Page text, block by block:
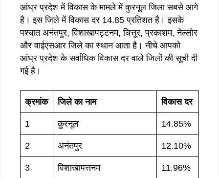
आंध्र प्रदेश में विकास के मामले में कुरनूल जिला सबसे आगे
है। इस जिले में विकास दर 14.85 प्रतिशत है। इसके
पश्चात अनंतपुर, विशाखापट्टनम, चित्तूर, प्रकाशम, नेल्लोर
और वाईएसआर जिले का स्थान आता है। नीचे आपको
आंध्र प्रदेश के सर्वाधिक विकास दर वाले जिलों की सूची दी
गई है।
क्रमांक जिले का नाम विकास दर
1 कुरनूल 14.85%
2 अनंतपुर 12.10%
3 विशाखापत्तनम 11.96%